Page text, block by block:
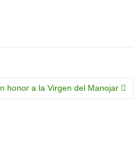
honor a la Virgen del Manojar